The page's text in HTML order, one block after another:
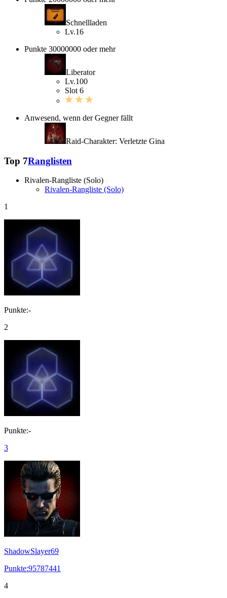
Schnellladen
Lv.16
Punkte 30000000 oder mehr
Liberator
Lv.100
Slot 6
Anwesend, wenn der Gegner fällt
Raid-Charakter: Verletzte Gina
Top 7Ranglisten
Rivalen-Rangliste (Solo)
Rivalen-Rangliste (Solo)
1
Punkte:-
2
Punkte:-
3
ShadowSlayer69
Punkte:95787441
4